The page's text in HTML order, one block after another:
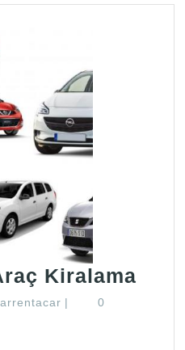
Kiralama
canlarrentacar
|
0